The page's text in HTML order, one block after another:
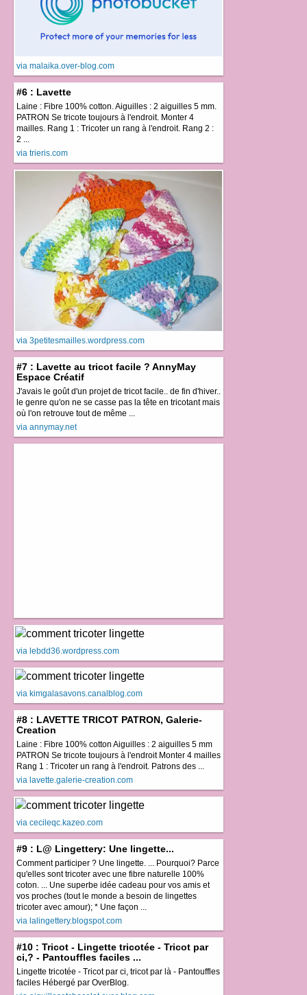
via malaika.over-blog.com
#6 : Lavette
Laine : Fibre 100% cotton. Aiguilles : 2 aiguilles 5 mm.
PATRON Se tricote toujours à l'endroit. Monter 4
mailles. Rang 1 : Tricoter un rang à l'endroit. Rang 2 :
2 ...
via trieris.com
via 3petitesmailles.wordpress.com
#7 : Lavette au tricot facile ? AnnyMay
Espace Créatif
J'avais le goût d'un projet de tricot facile.. de fin d'hiver..
le genre qu'on ne se casse pas la tête en tricotant mais
où l'on retrouve tout de même ...
via annymay.net
via lebdd36.wordpress.com
via kimgalasavons.canalblog.com
#8 : LAVETTE TRICOT PATRON, Galerie-
Creation
Laine : Fibre 100% cotton Aiguilles : 2 aiguilles 5 mm
PATRON Se tricote toujours à l'endroit Monter 4 mailles
Rang 1 : Tricoter un rang à l'endroit. Patrons des ...
via lavette.galerie-creation.com
via cecileqc.kazeo.com
#9 : L@ Lingettery: Une lingette...
Comment participer ? Une lingette. ... Pourquoi? Parce
qu'elles sont tricoter avec une fibre naturelle 100%
coton. ... Une superbe idée cadeau pour vos amis et
vos proches (tout le monde a besoin de lingettes
tricoter avec amour); * Une façon ...
via lalingettery.blogspot.com
#10 : Tricot - Lingette tricotée - Tricot par
ci,? - Pantouffles faciles ...
Lingette tricotée - Tricot par ci, tricot par là - Pantouffles
faciles Hébergé par OverBlog.